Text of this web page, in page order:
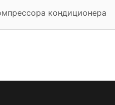
кондиционера